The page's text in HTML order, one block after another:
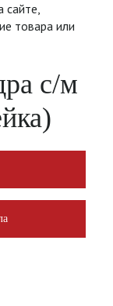
с/м
сайте,
товара или